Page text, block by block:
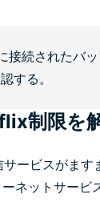
制限を
ービスがます
ネットサービ